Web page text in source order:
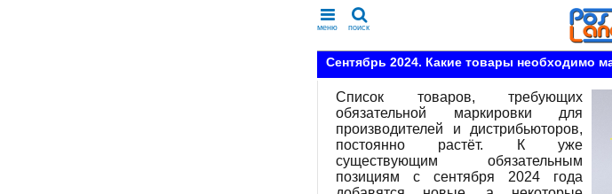
меню поиск
Сентябрь 2024. Какие товары необходимо
Список товаров, требующих
обязательной маркировки для
производителей и дистрибьюторов,
постоянно растёт. К уже
существующим обязательным
позициям с сентября 2024 года